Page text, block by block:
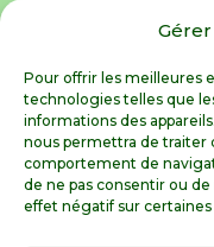
Pour offrir les meilleures
technologies telles que
informations des
nous permettra de traiter
comportement de
de ne pas consentir ou
effet négatif sur
uniquement
Livraison sous
détachées
Livraisons sous
jardin (sous